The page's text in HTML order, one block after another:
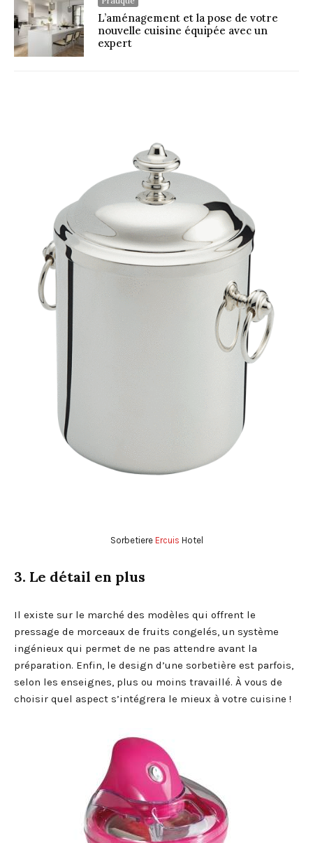
L’aménagement et la pose de votre
nouvelle cuisine équipée avec un
expert
Sorbetiere Ercuis Hotel
3. Le détail en plus
Il existe sur le marché des modèles qui offrent le
pressage de morceaux de fruits congelés, un système
ingénieux qui permet de ne pas attendre avant la
préparation. Enfin, le design d’une sorbetière est parfois,
selon les enseignes, plus ou moins travaillé. À vous de
choisir quel aspect s’intégrera le mieux à votre cuisine !